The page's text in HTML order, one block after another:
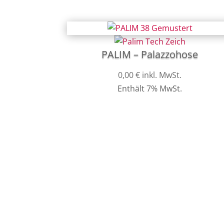
PALIM – Palazzohose
0,00€ inkl. MwSt.
Enthält 7% MwSt.